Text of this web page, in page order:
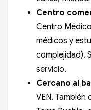
Centro
Centro
médicos y
complejidad).
servicio.
Cercano al
VEN.